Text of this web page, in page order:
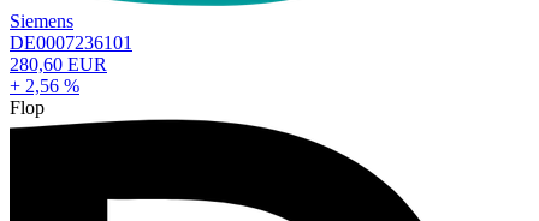
Siemens
DE0007236101
280,60 EUR
+ 2,56 %
Flop